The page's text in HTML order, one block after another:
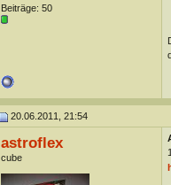
Beiträge: 50
20.06.2011, 21:54
astroflex
cube